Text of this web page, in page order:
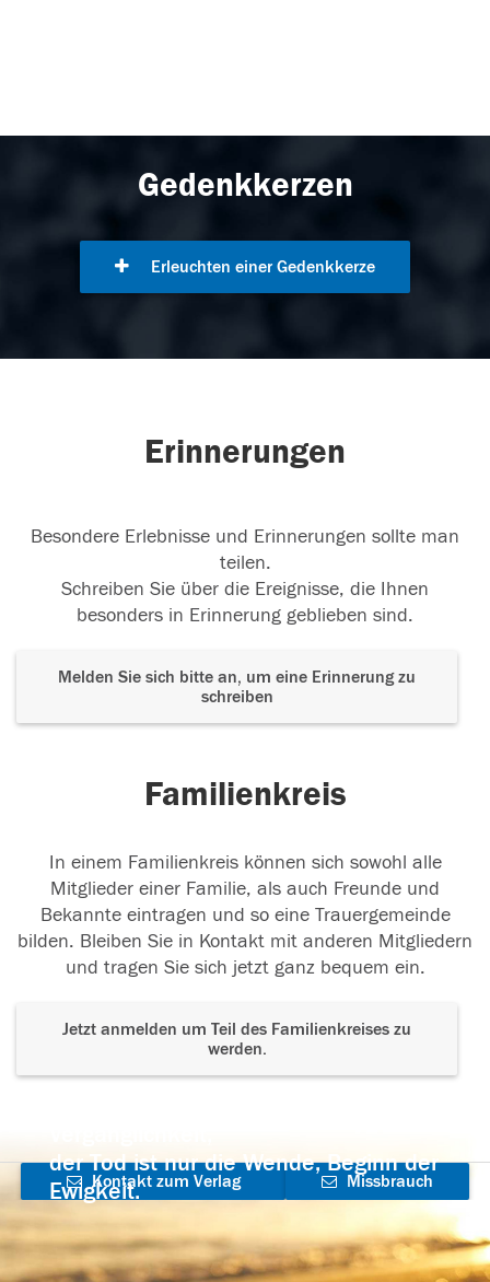
Gedenkkerzen
Erleuchten einer Gedenkkerze
Erinnerungen
Besondere Erlebnisse und Erinnerungen sollte man
teilen.
Schreiben Sie über die Ereignisse, die Ihnen
besonders in Erinnerung geblieben sind.
Melden Sie sich bitte an, um eine Erinnerung zu
schreiben
Familienkreis
In einem Familienkreis können sich sowohl alle
Mitglieder einer Familie, als auch Freunde und
Bekannte eintragen und so eine Trauergemeinde
bilden. Bleiben Sie in Kontakt mit anderen Mitgliedern
und tragen Sie sich jetzt ganz bequem ein.
Jetzt anmelden um Teil des Familienkreises zu
werden.
der Tod ist nur die Wende, Beginn der
Ewigkeit.
Kontakt zum Verlag
aufnehmen
Missbrauch